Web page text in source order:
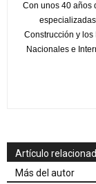
Con unos 40 años
Construcción y
Nacionales e
Artículo
Más del autor